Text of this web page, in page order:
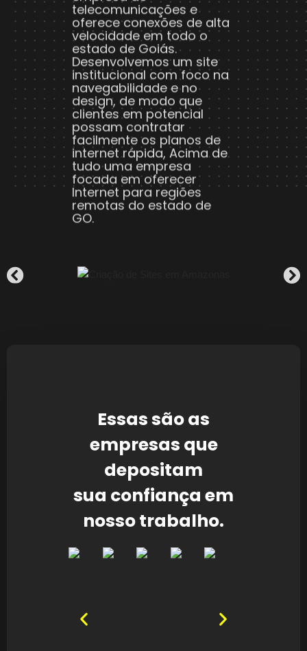
estado de Goiás.
Desenvolvemos um site
institucional com foco na
navegabilidade e no
design, de modo que
clientes em potencial
possam contratar
facilmente os planos de
internet rápida, Acima de
tudo uma empresa
focada em oferecer
Internet para regiões
remotas do estado de
GO.
Essas são as
empresas que
depositam
sua confiança em
nosso trabalho.